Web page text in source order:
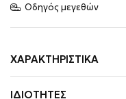
Οδηγός μεγεθών
ΧΑΡΑΚΤΗΡΙΣΤΙΚΆ
ΙΔΙΌΤΗΤΕΣ